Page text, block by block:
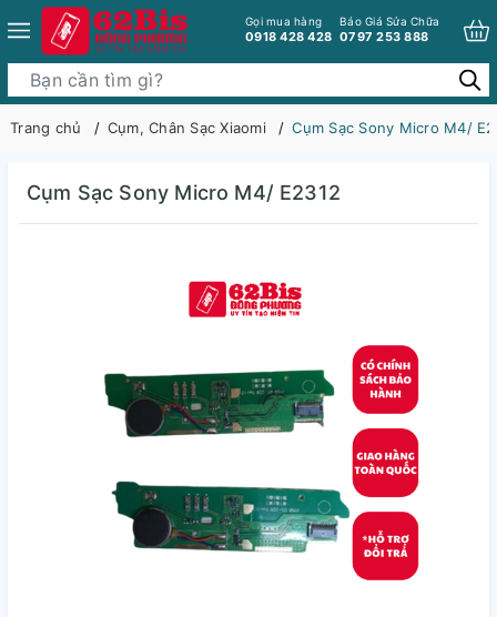
Gọi mua hàng
0918 428 428
Báo Giá Sửa Chữa
0797 253 888
Trang chủ Cụm, Chân Sạc Xiaomi Cụm Sạc Sony Micro M4/
Cụm Sạc Sony Micro M4/ E2312